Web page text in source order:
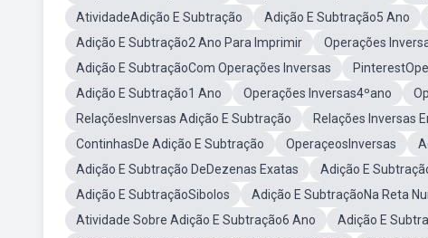
AtividadeAdição E Subtração
Adição E Subtração5 Ano
Adição E Subtração2 Ano Para Imprimir
Operações
Adição E SubtraçãoCom Operações Inversas
Adição E Subtração1 Ano
Operações Inversas4ºano
RelaçõesInversas Adição E Subtração
Relações Inversas
ContinhasDe Adição E Subtração
OperaçeosInversas
Adição E Subtração DeDezenas Exatas
Adição E
Adição E SubtraçãoSibolos
Adição E SubtraçãoNa Reta
Atividade Sobre Adição E Subtração6 Ano
Adição E